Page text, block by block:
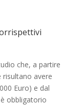
che, a partire
risultano avere
Euro) e dal
obbligatorio